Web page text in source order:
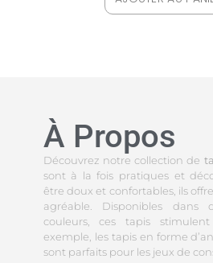
À Propos
Découvrez notre collection de
sont à la fois pratiques et
être doux et confortables, ils
agréable. Disponibles dans
couleurs, ces tapis stimulent
exemple, les tapis en forme
sont parfaits pour les jeux de